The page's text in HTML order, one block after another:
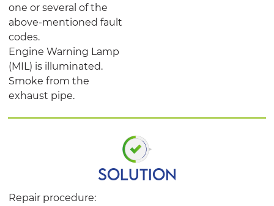
one or several of the
above-mentioned fault
codes.
Engine Warning Lamp
(MIL) is illuminated.
Smoke from the
exhaust pipe.
SOLUTION
Repair procedure: